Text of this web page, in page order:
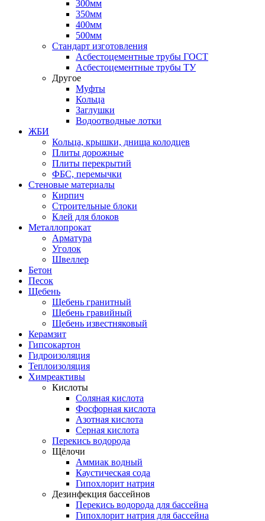
300мм
350мм
400мм
500мм
Стандарт изготовления
Асбестоцементные трубы ГОСТ
Асбестоцементные трубы ТУ
Другое
Муфты
Кольца
Заглушки
Водоотводные лотки
ЖБИ
Кольца, крышки, днища колодцев
Плиты дорожные
Плиты перекрытий
ФБС, перемычки
Стеновые материалы
Кирпич
Строительные блоки
Клей для блоков
Металлопрокат
Арматура
Уголок
Швеллер
Бетон
Песок
Щебень
Щебень гранитный
Щебень гравийный
Щебень известняковый
Керамзит
Гипсокартон
Гидроизоляция
Теплоизоляция
Химреактивы
Кислоты
Соляная кислота
Фосфорная кислота
Азотная кислота
Серная кислота
Перекись водорода
Щёлочи
Аммиак водный
Каустическая сода
Гипохлорит натрия
Дезинфекция бассейнов
Перекись водорода для бассейна
Гипохлорит натрия для бассейна